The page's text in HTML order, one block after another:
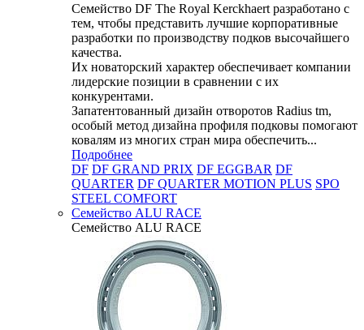
Семейство DF The Royal Kerckhaert разработано с
тем, чтобы представить лучшие корпоративные
разработки по производству подков высочайшего
качества.
Их новаторский характер обеспечивает компании
лидерские позиции в сравнении с их
конкурентами.
Запатентованный дизайн отворотов Radius tm,
особый метод дизайна профиля подковы помогают
ковалям из многих стран мира обеспечить...
Подробнее
DF DF GRAND PRIX DF EGGBAR DF
QUARTER DF QUARTER MOTION PLUS SPO
STEEL COMFORT
Семейство ALU RACE
Семейство ALU RACE